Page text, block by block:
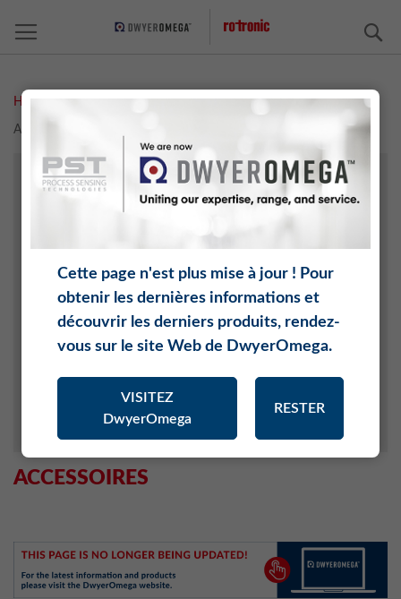
Home Measurement Solutions Activité de l'eau
Accessoires
ACCESSOIRES
HUMIDITÉ
ACTIVITÉ DE L'EAU
POINT DE ROSÉE
MONITORING SYSTEM (RMS)
Cette page n'est plus mise à jour ! Pour
obtenir les dernières informations et
découvrir les derniers produits, rendez-
vous sur le site Web de DwyerOmega.
VISITEZ
DwyerOmega
RESTER